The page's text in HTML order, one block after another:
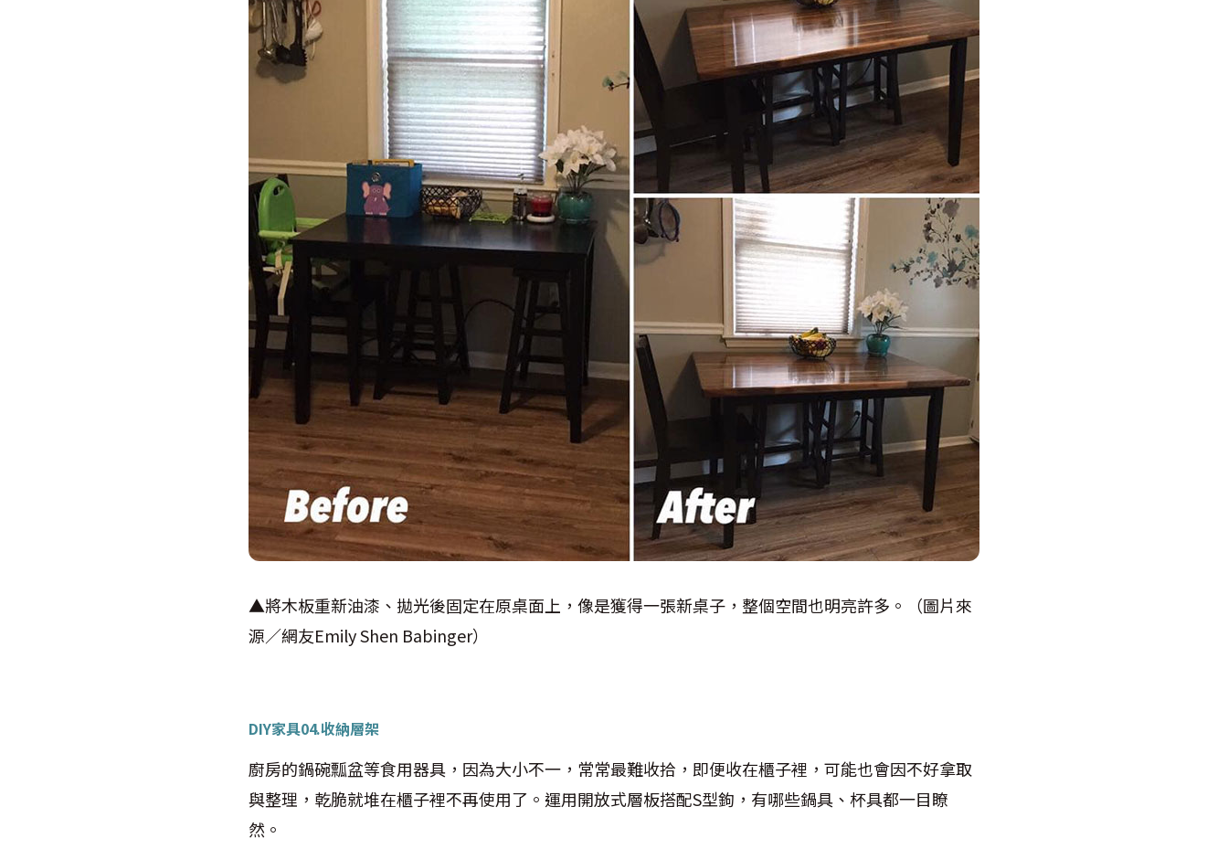
▲將木板重新油漆、拋光後固定在原桌面上，像是獲得一張新桌子，整個空間也明亮許多。（圖片來
源／網友‎Emily Shen Babinger）
DIY家具04.收納層架
廚房的鍋碗瓢盆等食用器具，因為大小不一，常常最難收拾，即便收在櫃子裡，可能也會因不好拿取
與整理，乾脆就堆在櫃子裡不再使用了。運用開放式層板搭配S型鉤，有哪些鍋具、杯具都一目瞭
然。